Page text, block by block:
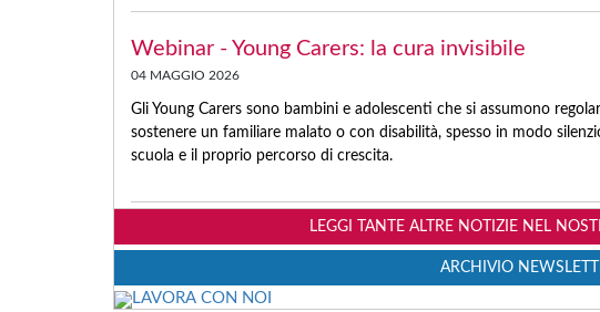
Webinar - Young Carers: la cura invisibile
04 MAGGIO 2026
Gli Young Carers sono bambini e adolescenti che si assumono
sostenere un familiare malato o con disabilità, spesso in modo
scuola e il proprio percorso di crescita.
LEGGI TANTE ALTRE NOTIZIE NEL
ARCHIVIO